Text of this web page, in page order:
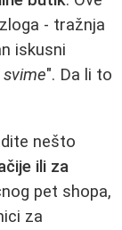
- tražnja
iskusni
". Da li to
nešto
ili za
pet shopa,
za